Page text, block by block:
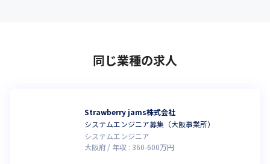
同じ業種の求人
Strawberry jams株式会社
システムエンジニア募集（大阪事業所）
システムエンジニア
大阪府
年収 : 360-600万円